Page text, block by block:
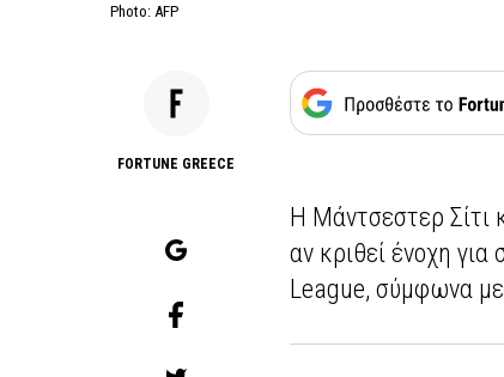
Photo: AFP
FORTUNE GREECE
Η Μάντσεστερ Σίτι
αν κριθεί ένοχη
League, σύμφωνα